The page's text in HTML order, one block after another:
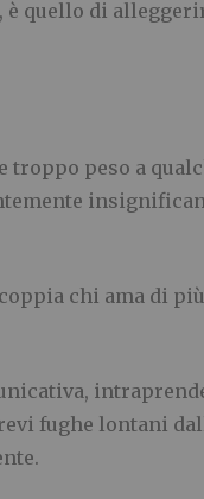
quello di
troppo peso a
chi ama di
fughe lontani